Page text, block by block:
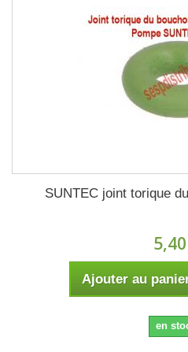
SUNTEC joint torique
Ajouter au
en